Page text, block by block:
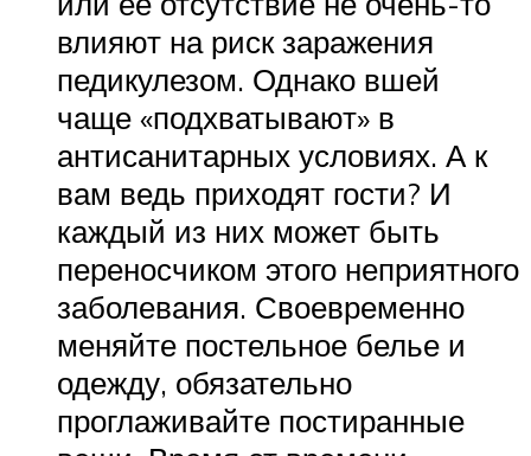
влияют на риск заражения
педикулезом. Однако вшей
чаще «подхватывают» в
антисанитарных условиях. А к
вам ведь приходят гости? И
каждый из них может быть
переносчиком этого неприятного
заболевания. Своевременно
меняйте постельное белье и
одежду, обязательно
проглаживайте постиранные